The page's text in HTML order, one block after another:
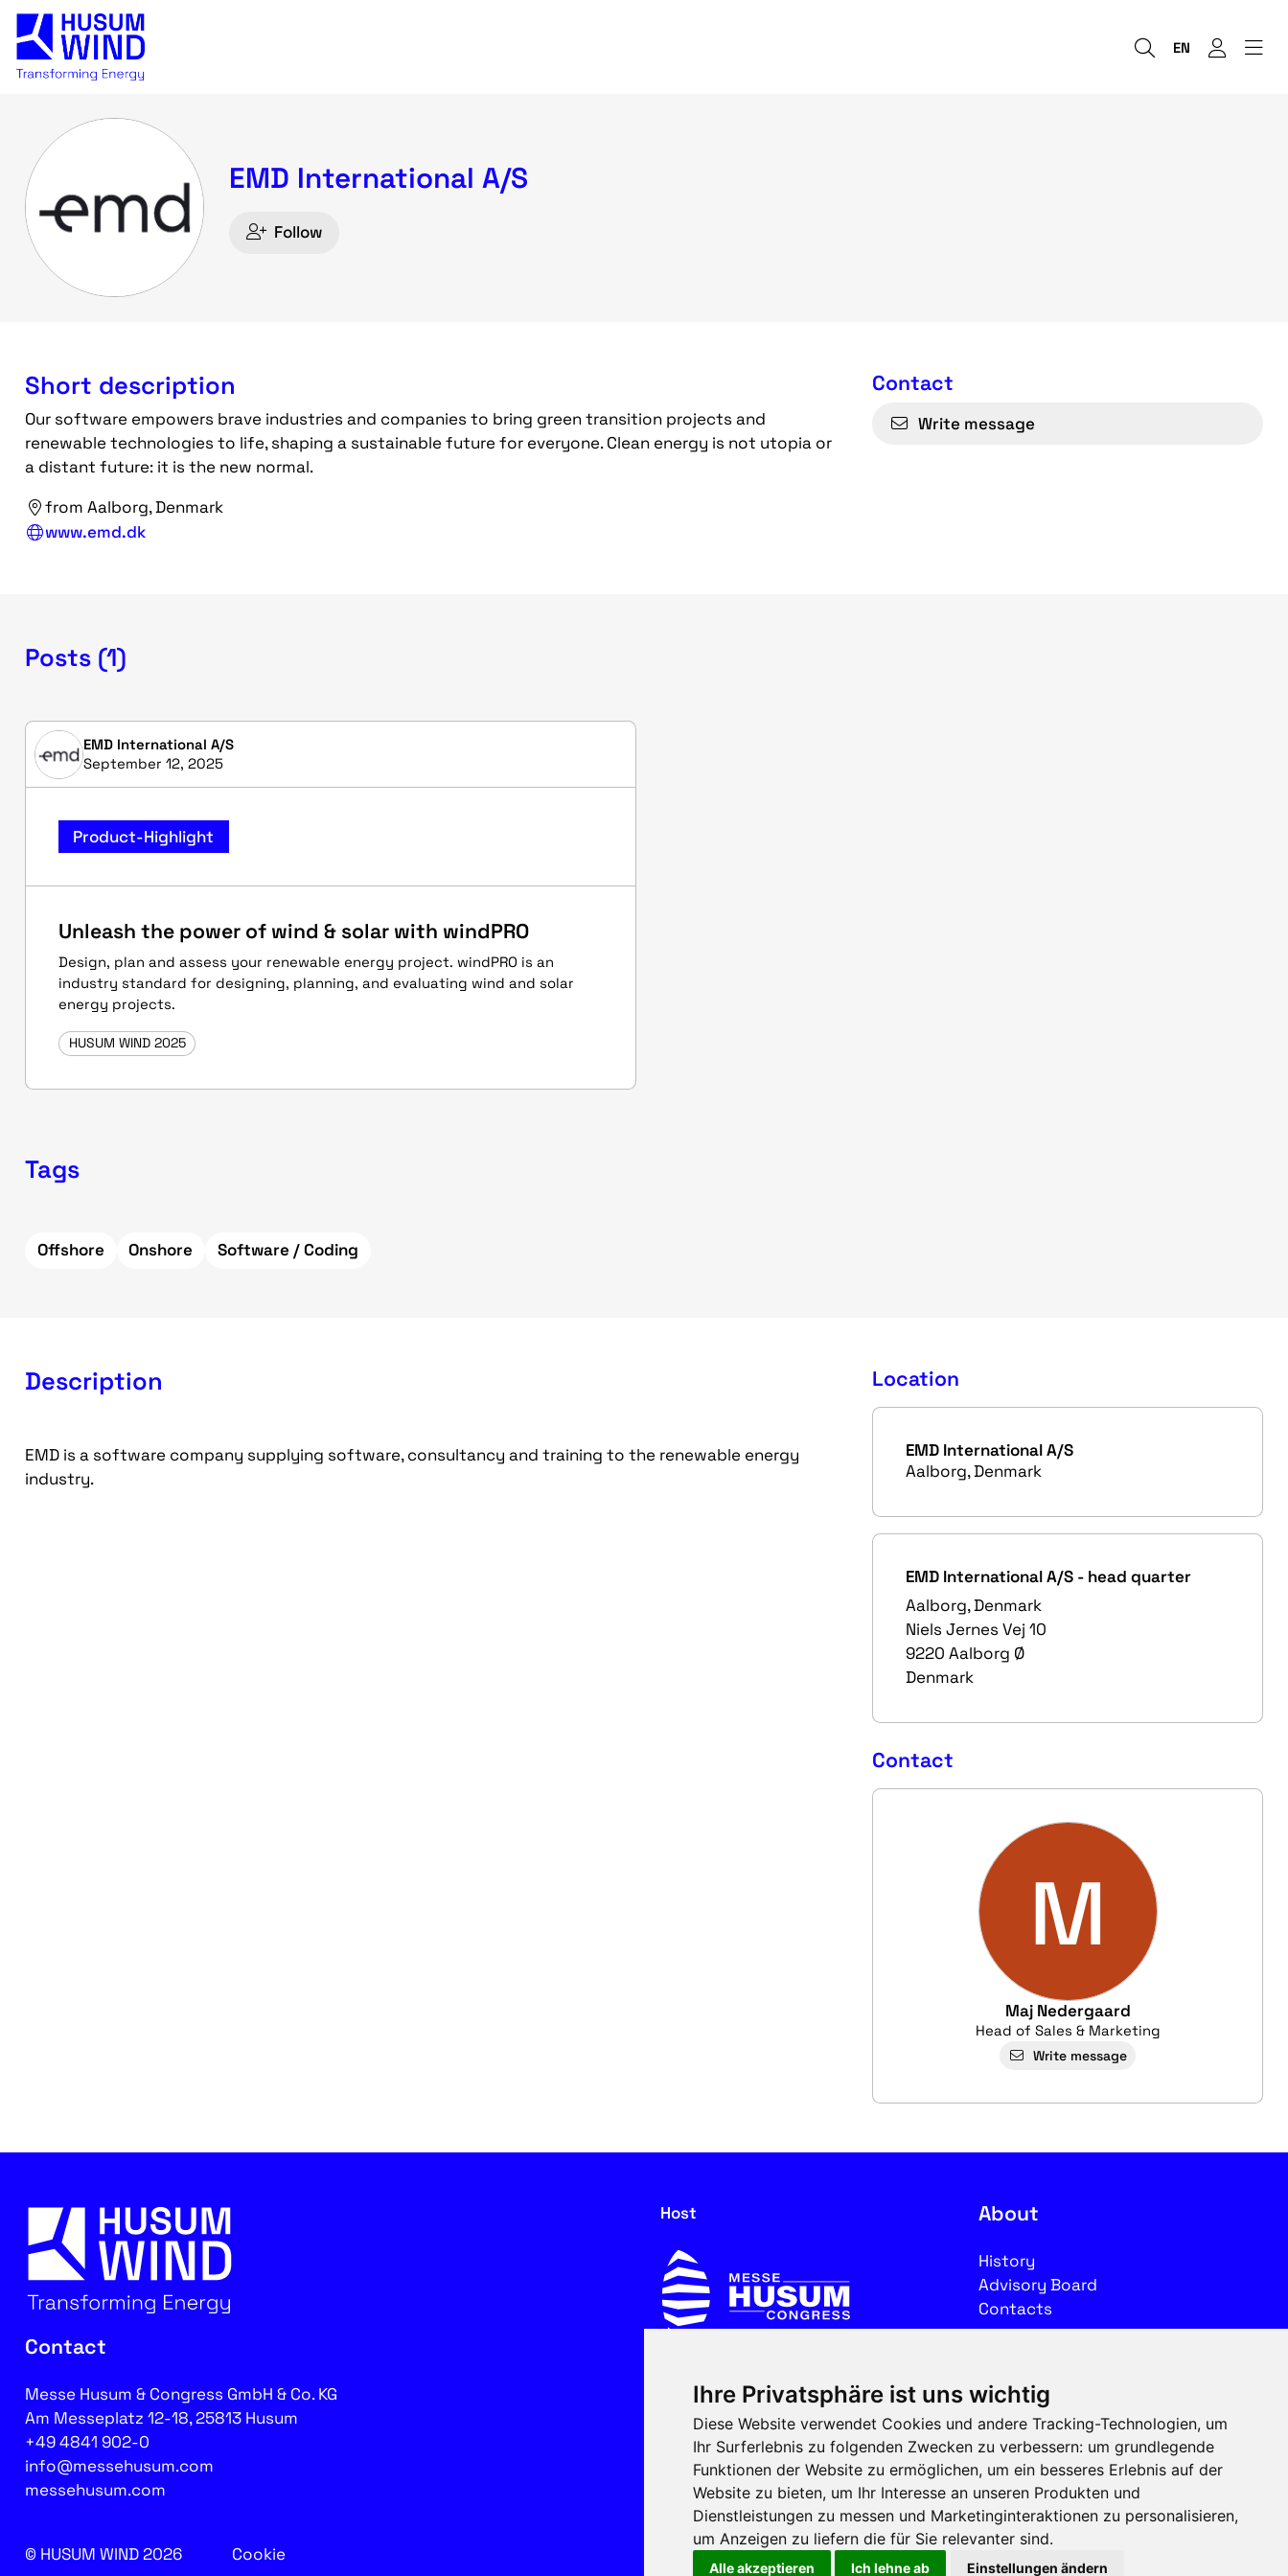
Ihre Privatsphäre ist uns wichtig
Diese Website verwendet Cookies und andere Tracking-Technologien, um
Ihr Surferlebnis zu folgenden Zwecken zu verbessern: um grundlegende
Funktionen der Website zu ermöglichen, um ein besseres Erlebnis auf der
Website zu bieten, um Ihr Interesse an unseren Produkten und
Dienstleistungen zu messen und Marketinginteraktionen zu personalisieren,
um Anzeigen zu liefern die für Sie relevanter sind.
Alle akzeptieren Ich lehne ab Einstellungen ändern
EN
EMD International A/S
Follow
Short description
Our software empowers brave industries and companies to bring green transition projects and
renewable technologies to life, shaping a sustainable future for everyone. Clean energy is not utopia or
a distant future: it is the new normal.
from Aalborg, Denmark
www.emd.dk
Contact
Write message
Posts (1)
EMD International A/S
September 12, 2025
Product-Highlight
Unleash the power of wind & solar with windPRO
Design, plan and assess your renewable energy project. windPRO is an
industry standard for designing, planning, and evaluating wind and solar
energy projects.
HUSUM WIND 2025
Tags
Offshore Onshore Software / Coding
Description
EMD is a software company supplying software, consultancy and training to the renewable energy
industry.
Location
EMD International A/S
Aalborg, Denmark
EMD International A/S - head quarter
Aalborg, Denmark
Niels Jernes Vej 10
9220 Aalborg Ø
Denmark
Contact
M
Maj Nedergaard
Head of Sales & Marketing
Write message
Contact
Messe Husum & Congress GmbH & Co. KG
Am Messeplatz 12-18, 25813 Husum
+49 4841 902-0
info@messehusum.com
messehusum.com
© HUSUM WIND 2026 Cookie
Host About
History
Advisory Board
Contacts
Imprint
Privacy
Terms of use
Follow us on social media